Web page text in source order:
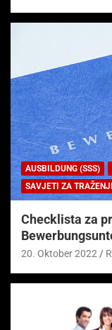
AUSBILDUNG (SSS)
SAVJETI ZA
Checklista za
20. Oktober 2022